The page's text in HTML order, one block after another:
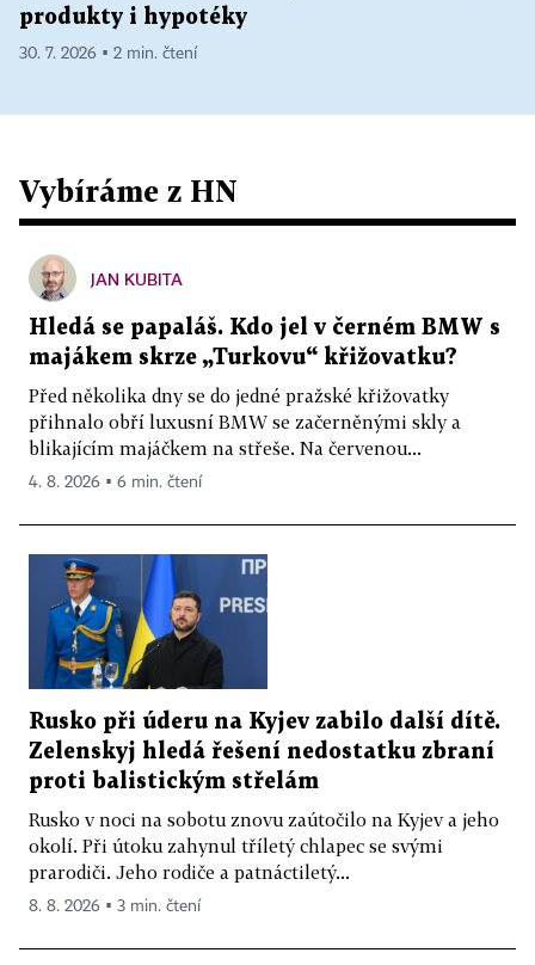
produkty i hypotéky
30. 7. 2026 ▪ 2 min. čtení
Vybíráme z HN
JAN KUBITA
Hledá se papaláš. Kdo jel v černém BMW s
majákem skrze „Turkovu“ křižovatku?
Před několika dny se do jedné pražské křižovatky
přihnalo obří luxusní BMW se začerněnými skly a
blikajícím majáčkem na střeše. Na červenou...
4. 8. 2026 ▪ 6 min. čtení
Rusko při úderu na Kyjev zabilo další dítě.
Zelenskyj hledá řešení nedostatku zbraní
proti balistickým střelám
Rusko v noci na sobotu znovu zaútočilo na Kyjev a jeho
okolí. Při útoku zahynul tříletý chlapec se svými
prarodiči. Jeho rodiče a patnáctiletý...
8. 8. 2026 ▪ 3 min. čtení